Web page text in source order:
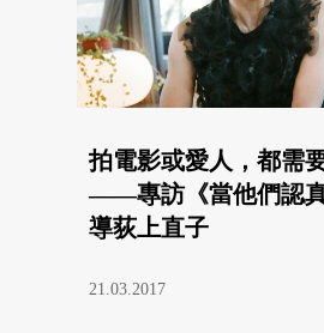
拍電影或愛人，都需
——專訪《當他們認
導荻上直子
21.03.2017